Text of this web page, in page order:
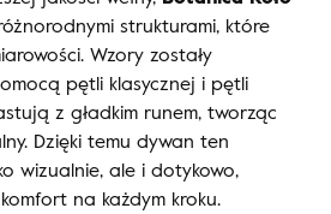
strukturami, które
Wzory zostały
pętli klasycznej i pętli
z gładkim runem, tworząc
Dzięki temu dywan ten
wizualnie, ale i dotykowo,
na każdym kroku.